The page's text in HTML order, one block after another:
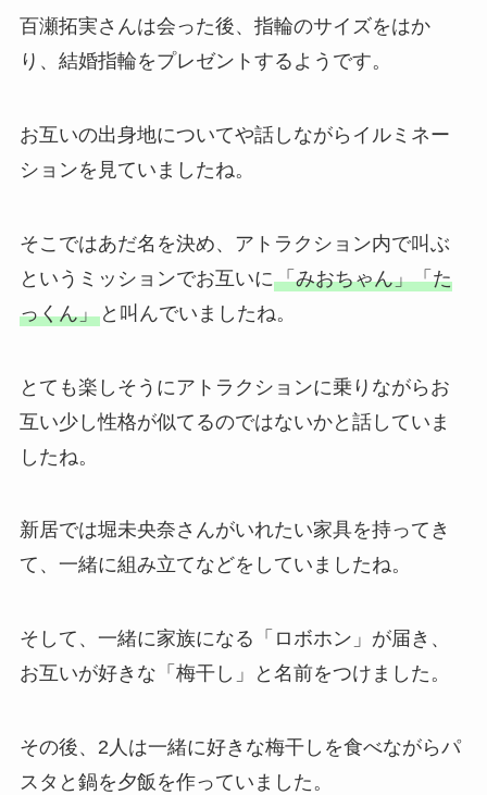
百瀬拓実さんは会った後、指輪のサイズをはか
り、結婚指輪をプレゼントするようです。
お互いの出身地についてや話しながらイルミネー
ションを見ていましたね。
そこではあだ名を決め、アトラクション内で叫ぶ
というミッションでお互いに「みおちゃん」「た
っくん」と叫んでいましたね。
とても楽しそうにアトラクションに乗りながらお
互い少し性格が似てるのではないかと話していま
したね。
新居では堀未央奈さんがいれたい家具を持ってき
て、一緒に組み立てなどをしていましたね。
そして、一緒に家族になる「ロボホン」が届き、
お互いが好きな「梅干し」と名前をつけました。
その後、2人は一緒に好きな梅干しを食べながらパ
スタと鍋を夕飯を作っていました。